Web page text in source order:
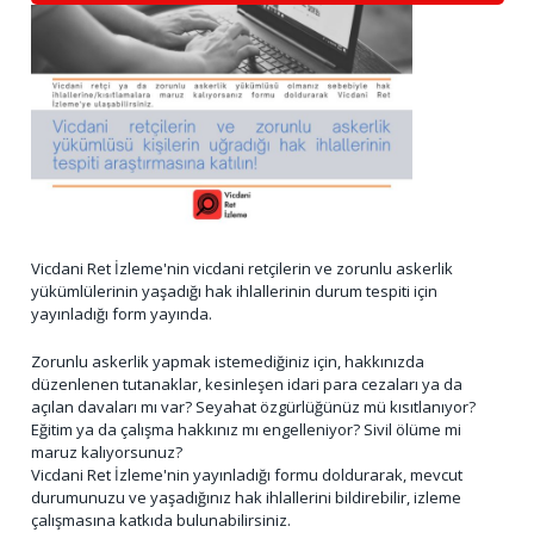
Vicdani Ret İzleme'nin vicdani retçilerin ve zorunlu askerlik
yükümlülerinin yaşadığı hak ihlallerinin durum tespiti için
yayınladığı form yayında.
Zorunlu askerlik yapmak istemediğiniz için, hakkınızda
düzenlenen tutanaklar, kesinleşen idari para cezaları ya da
açılan davaları mı var? Seyahat özgürlüğünüz mü kısıtlanıyor?
Eğitim ya da çalışma hakkınız mı engelleniyor? Sivil ölüme mi
maruz kalıyorsunuz?
Vicdani Ret İzleme'nin yayınladığı formu doldurarak, mevcut
durumunuzu ve yaşadığınız hak ihlallerini bildirebilir, izleme
çalışmasına katkıda bulunabilirsiniz.